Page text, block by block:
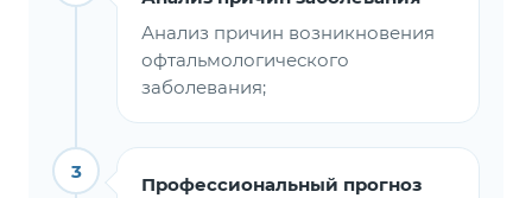
Анализ причин возникновения
офтальмологического
заболевания;
3
Профессиональный прогноз